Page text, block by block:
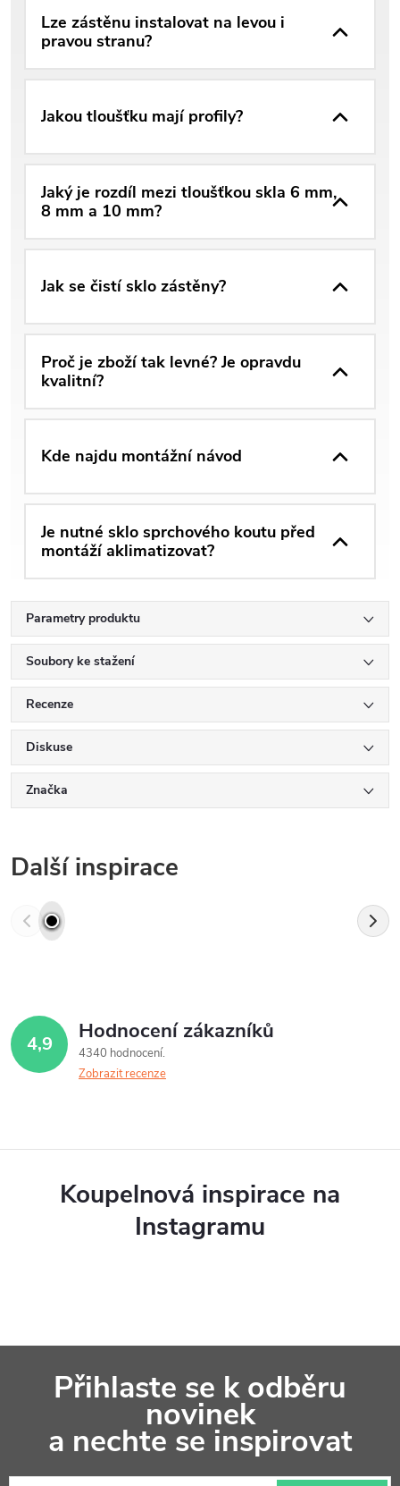
Lze zástěnu instalovat na levou i
pravou stranu?
Jakou tloušťku mají profily?
Jaký je rozdíl mezi tloušťkou skla 6 mm,
8 mm a 10 mm?
Jak se čistí sklo zástěny?
Proč je zboží tak levné? Je opravdu
kvalitní?
Kde najdu montážní návod
Je nutné sklo sprchového koutu před
montáží aklimatizovat?
Parametry produktu
Soubory ke stažení
Recenze
Diskuse
Značka
Další inspirace
4,9 Hodnocení zákazníků
4340 hodnocení
Zobrazit recenze
Koupelnová inspirace na
Instagramu
a
Přihlaste se k odběru
novinek
a nechte se inspirovat